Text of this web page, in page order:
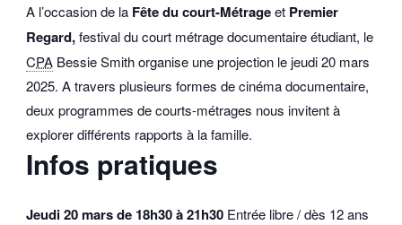
A l’occasion de la Fête du court-Métrageet Premier
Regard,festival du court métrage documentaire étudiant, le
CPABessie Smith organise une projection le jeudi 20 mars
2025. A travers plusieurs formes de cinéma documentaire,
deux programmes de courts-métrages nous invitent à
explorer différents rapports à la famille.
Infos pratiques
Jeudi 20 mars de 18h30 à 21h30Entrée libre / dès 12 ans